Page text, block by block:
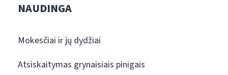
NAUDINGA
Mokesčiai ir jų dydžiai
Atsiskaitymas grynaisiais pinigais